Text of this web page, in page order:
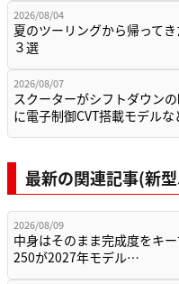
2026/08/04
夏のツーリングから帰って
３選
2026/08/07
スクーターがシフトダウン
に電子制御CVT搭載モデル
最新の関連記事(新
2026/08/09
中身はそのまま完成度をキ
250が2027年モデル…